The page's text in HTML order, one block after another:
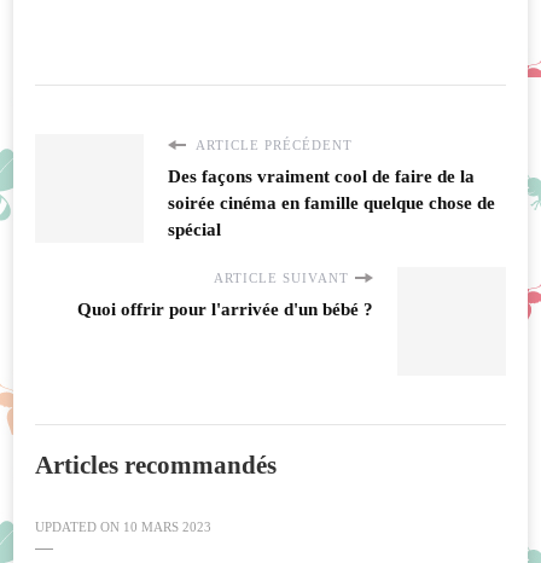
ARTICLE PRÉCÉDENT
Des façons vraiment cool de faire de la
soirée cinéma en famille quelque chose de
spécial
ARTICLE SUIVANT
Quoi offrir pour l'arrivée d'un bébé ?
Articles recommandés
UPDATED ON 10 MARS 2023